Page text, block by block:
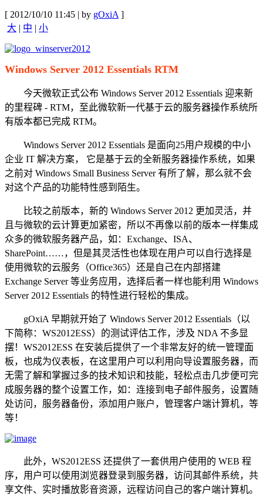
[ 2012/10/10 11:45 | by gOxiA]
大 | 中 | 小
Windows Server 2012 Essentials RTM
今天微软正式公布 Windows Server 2012 Essentials 迎来新
的里程碑 - RTM，至此微软新一代基于云的服务器操作系统所
有版本都已完成 RTM。
Windows Server 2012 Essentials 是面向25用户规模的中小
企业 IT 解决方案， 它是基于云的全新服务器操作系统，如果
之前对 Windows Small Business Server 有所了解，那么就不会
对这个产品的功能特性感到陌生。
比较之前版本，新的 Windows Server 2012 更加灵活，并
且与微软的云计算更加紧密，所以不再像以前的版本一样集成
众多的微软服务器产品，如：Exchange、ISA、
SharePoint……，但是其灵活性也体现在用户可以自行选择是
使用微软的云服务（Office365）还是自己在内部搭建
Exchange Server 等业务应用，选择后者一样也能利用 Windows
Server 2012 Essentials 的特性进行轻松的集成。
gOxiA 早期就开始了 Windows Server 2012 Essentials（以
下简称：WS2012ESS）的测试评估工作，涉及 NDA 不多显
摆！WS2012ESS 在安装后提供了一个非常友好的统一管理面
板，也成为仪表板，在这里用户可以利用向导设置服务器，而
无需了解和掌握过多的技术知识和技能，轻松点击几步便可完
成服务器的整个设置工作，如：连接到电子邮件服务，设置随
处访问，服务器备份，添加用户账户，管理客户端计算机，等
等！
此外，WS2012ESS 还提供了一套供用户使用的 WEB 程
序，用户可以使用浏览器登录到服务器，访问其邮件系统，共
享文件、实时播放影音资源，远程访问自己的客户端计算机。